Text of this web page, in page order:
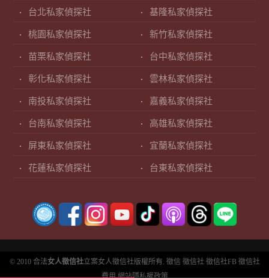
台北私家偵探社 基隆私家偵探社
桃園私家偵探社 新竹私家偵探社
苗栗私家偵探社 台中私家偵探社
彰化私家偵探社 雲林私家偵探社
南投私家偵探社 嘉義私家偵探社
台南私家偵探社 高雄私家偵探社
屏東私家偵探社 宜蘭私家偵探社
花蓮私家偵探社 台東私家偵探社
© 2010 合法女人徵信社立案女人徵信社版權所有. 徵信 徵信社 徵信社FB 徵信社